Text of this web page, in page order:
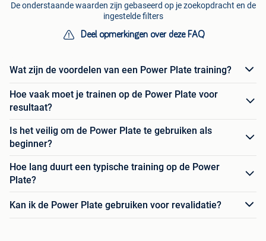
De onderstaande waarden zijn gebaseerd op je zoekopdracht en de
ingestelde filters
Deel opmerkingen over deze FAQ
Wat zijn de voordelen van een Power Plate training?
Hoe vaak moet je trainen op de Power Plate voor
resultaat?
Is het veilig om de Power Plate te gebruiken als
beginner?
Hoe lang duurt een typische training op de Power
Plate?
Kan ik de Power Plate gebruiken voor revalidatie?